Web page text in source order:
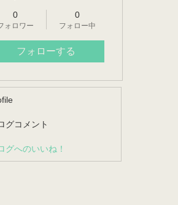
0
ォロワー
0
フォロー中
フォローする
グコメント
グへのいいね！